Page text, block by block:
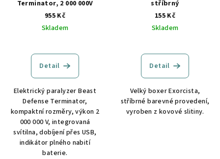
Terminator, 2 000 000V
955 Kč
Skladem
Detail
Elektrický paralyzer Beast
Defense Terminator,
kompaktní rozměry, výkon 2
000 000 V, integrovaná
svítilna, dobíjení přes USB,
indikátor plného nabití
baterie.
stříbrný
155 Kč
Skladem
Detail
Velký boxer Exorcista,
stříbrné barevné provedení,
vyroben z kovové slitiny.